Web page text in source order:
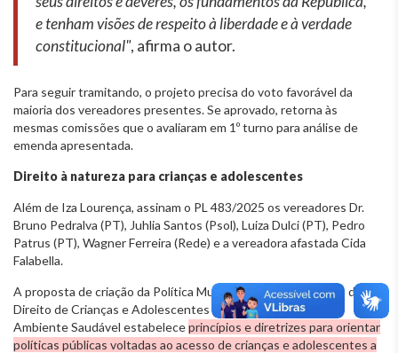
e tenham visões de respeito à liberdade e à verdade
constitucional", afirma o autor.
Para seguir tramitando, o projeto precisa do voto favorável da
maioria dos vereadores presentes. Se aprovado, retorna às
mesmas comissões que o avaliaram em 1º turno para análise de
emenda apresentada.
Direito à natureza para crianças e adolescentes
Além de Iza Lourença, assinam o PL 483/2025 os vereadores Dr.
Bruno Pedralva (PT), Juhlia Santos (Psol), Luiza Dulci (PT), Pedro
Patrus (PT), Wagner Ferreira (Rede) e a vereadora afastada Cida
Falabella.
A proposta de criação da Política Municipal para a Efetivação do
Direito de Crianças e Adolescentes à Natureza e ao Meio
Ambiente Saudável estabeleceprincípios e diretrizes para orientar
políticas públicas voltadas ao acesso de crianças e adolescentes a